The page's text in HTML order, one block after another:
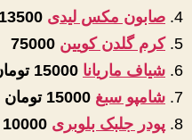
صابون مکس لیدی
کرم گلدن کویین
شیاف ماریانا
شامپو سبغ
پودر جلبک بلوبری